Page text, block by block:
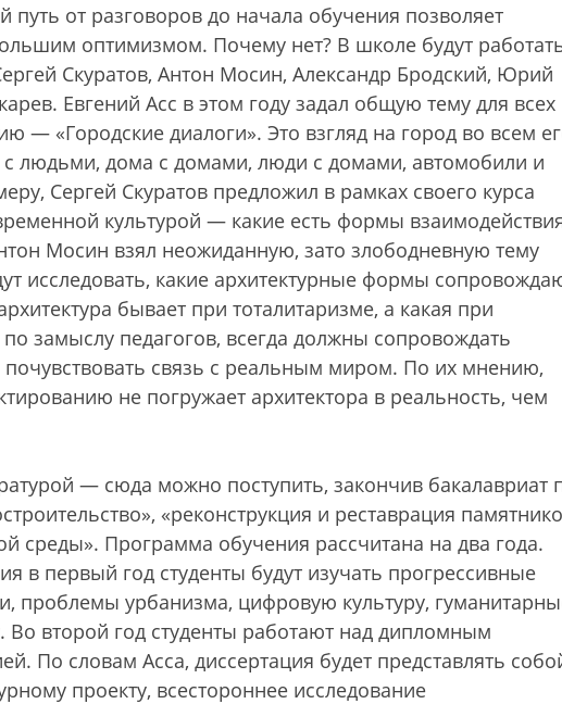
путь от разговоров до начала обучения позволяет
оптимизмом. Почему нет? В школе будут
Скуратов, Антон Мосин, Александр Бродский, Юрий
Евгений Асс в этом году задал общую тему для всех
— «Городские диалоги». Это взгляд на город во всем
людьми, дома с домами, люди с домами, автомобили и
Сергей Скуратов предложил в рамках своего курса
культурой — какие есть формы
Мосин взял неожиданную, зато злободневную тему
исследовать, какие архитектурные формы
бывает при тоталитаризме, а какая при
замыслу педагогов, всегда должны сопровождать
почувствовать связь с реальным миром. По их мнению,
не погружает архитектора в реальность, чем
— сюда можно поступить, закончив бакалавриат
«реконструкция и реставрация
среды». Программа обучения рассчитана на два года.
в первый год студенты будут изучать прогрессивные
проблемы урбанизма, цифровую культуру,
Во второй год студенты работают над дипломным
По словам Асса, диссертация будет представлять
проекту, всестороннее исследование